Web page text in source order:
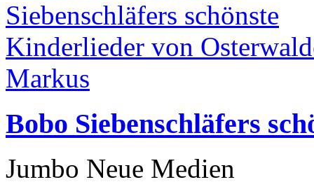
Bobo Siebenschläfers
Jumbo Neue Medien